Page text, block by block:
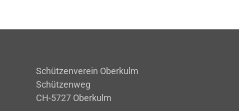
Schützenverein Oberkulm
Schützenweg
CH-5727 Oberkulm